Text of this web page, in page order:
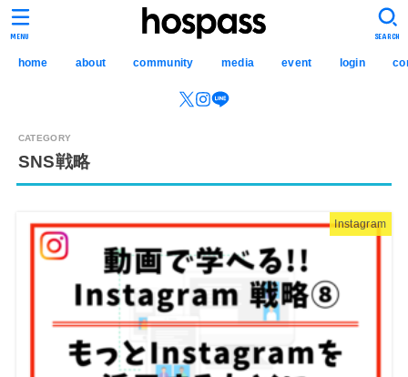
hospass media
home about community media event login
SEARCH
MENU
SNS戦略
Instagram